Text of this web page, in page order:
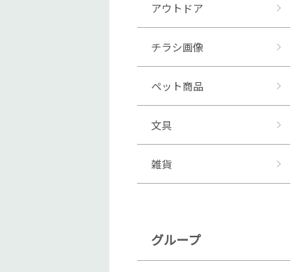
アウトドア
チラシ画像
ペット商品
文具
雑貨
グループ